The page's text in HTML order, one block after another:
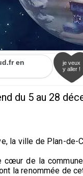
en
je veux
y aller !
du 5 au 28
la ville de Plan-
de la
la renommée de